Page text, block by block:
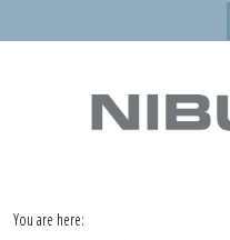
You are here: